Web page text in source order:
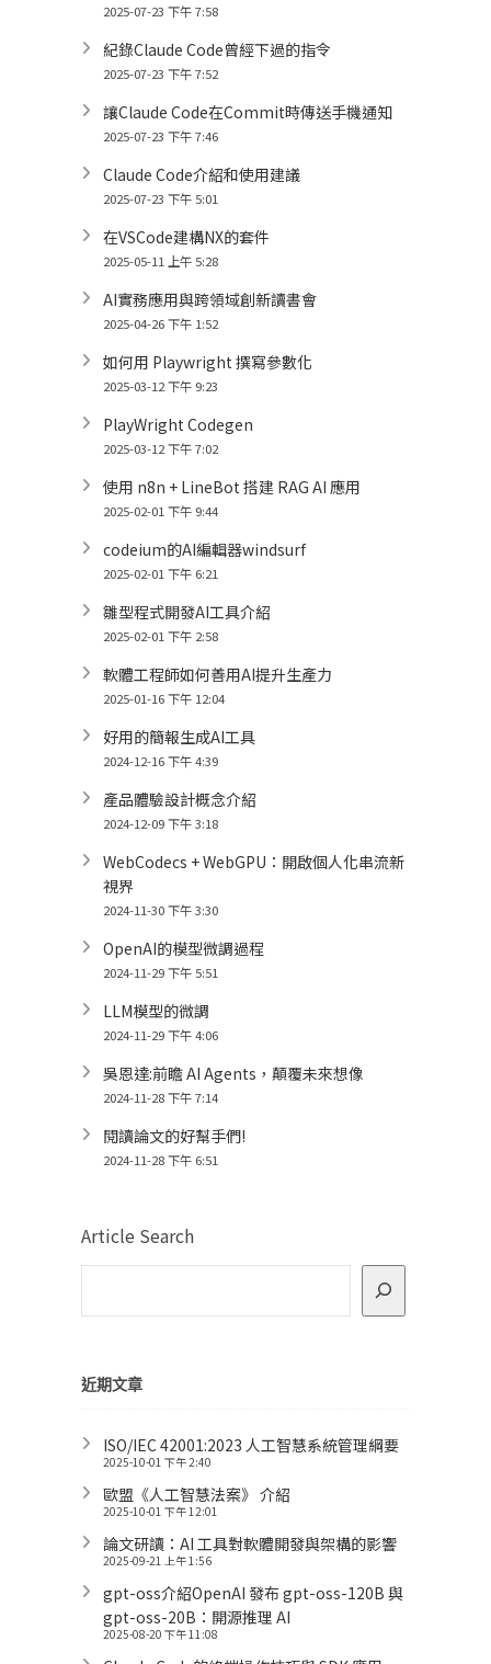
2025-07-23 下午 7:58
紀錄Claude Code曾經下過的指令
2025-07-23 下午 7:52
讓Claude Code在Commit時傳送手機通知
2025-07-23 下午 7:46
Claude Code介紹和使用建議
2025-07-23 下午 5:01
在VSCode建構NX的套件
2025-05-11 上午 5:28
AI實務應用與跨領域創新讀書會
2025-04-26 下午 1:52
如何用 Playwright 撰寫參數化
2025-03-12 下午 9:23
PlayWright Codegen
2025-03-12 下午 7:02
使用 n8n + LineBot 搭建 RAG AI 應用
2025-02-01 下午 9:44
codeium的AI編輯器windsurf
2025-02-01 下午 6:21
雛型程式開發AI工具介紹
2025-02-01 下午 2:58
軟體工程師如何善用AI提升生產力
2025-01-16 下午 12:04
好用的簡報生成AI工具
2024-12-16 下午 4:39
產品體驗設計概念介紹
2024-12-09 下午 3:18
WebCodecs + WebGPU：開啟個人化串流新
視界
2024-11-30 下午 3:30
OpenAI的模型微調過程
2024-11-29 下午 5:51
LLM模型的微調
2024-11-29 下午 4:06
吳恩達:前瞻 AI Agents，顛覆未來想像
2024-11-28 下午 7:14
閱讀論文的好幫手們!
2024-11-28 下午 6:51
Article Search
近期文章
ISO/IEC 42001:2023 人工智慧系統管理綱要
2025-10-01 下午 2:40
歐盟《人工智慧法案》 介紹
2025-10-01 下午 12:01
論文研讀：AI 工具對軟體開發與架構的影響
2025-09-21 上午 1:56
gpt-oss介紹OpenAI 發布 gpt-oss-120B 與
gpt-oss-20B：開源推理 AI
2025-08-20 下午 11:08